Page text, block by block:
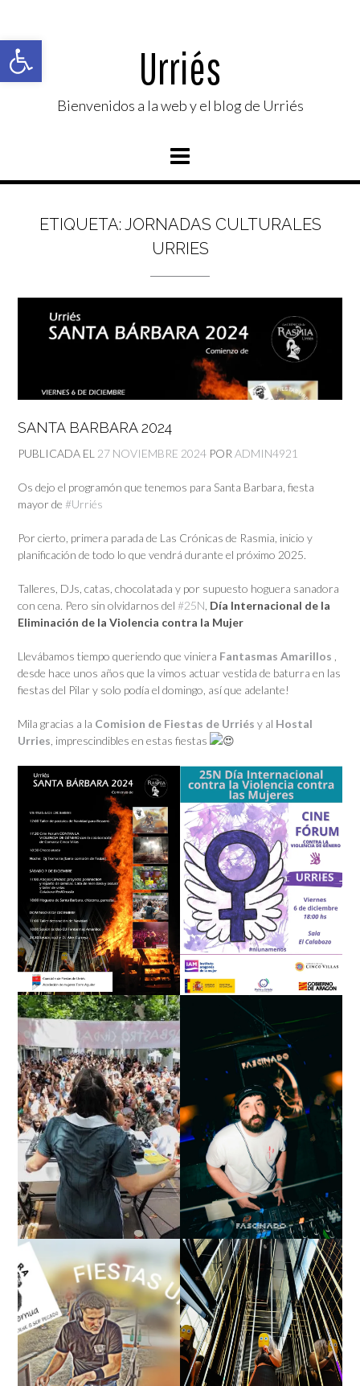
Abrir barra de herramientas
contenido
Urriés
Bienvenidos a la web y el blog de Urriés
ETIQUETA: JORNADAS CULTURALES
URRIES
SANTA BARBARA 2024
PUBLICADA EL 27 NOVIEMBRE 2024 POR ADMIN4921
Os dejo el programón que tenemos para Santa Barbara, fiesta
mayor de #Urriés
Por cierto, primera parada de Las Crónicas de Rasmia, inicio y
planificación de todo lo que vendrá durante el próximo 2025.
Talleres, DJs, catas, chocolatada y por supuesto hoguera sanadora
con cena. Pero sin olvidarnos del #25N Día Internacional de la
Eliminación de la Violencia contra la Mujer
Llevábamos tiempo queriendo que viniera Fantasmas Amarillos
desde hace unos años que la vimos actuar vestida de baturra en las
fiestas del Pilar y solo podía el domingo, así que adelante!
Mila gracias a la Comision de Fiestas de Urriés y al Hostal
Urries , imprescindibles en estas fiestas